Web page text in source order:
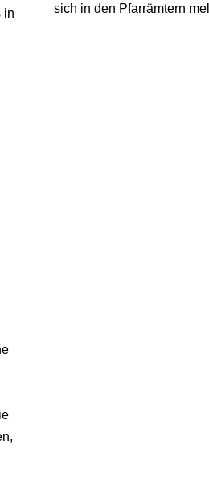
in
sich in den Pfarrämtern